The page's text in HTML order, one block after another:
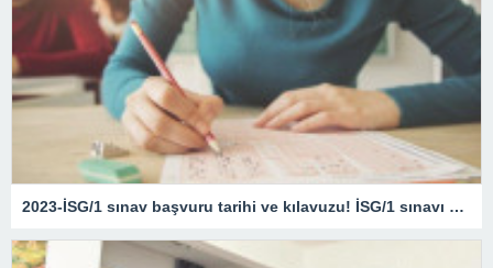
2023-İSG/1 sınav başvuru tarihi ve kılavuzu! İSG/1 sınavı ne zaman?